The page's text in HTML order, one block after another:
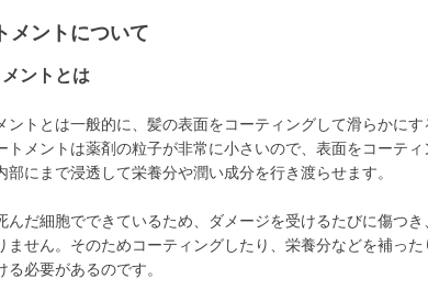
メントについて
メントとは
ントとは一般的に、髪の表面をコーティングして滑らかに
トメントは薬剤の粒子が非常に小さいので、表面をコーティ
部にまで浸透して栄養分や潤い成分を行き渡らせます。
んだ細胞でできているため、ダメージを受けるたびに傷つき
ません。そのためコーティングしたり、栄養分などを補っ
る必要があるのです。